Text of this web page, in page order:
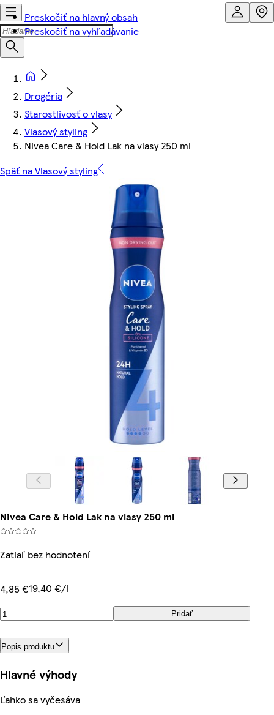
Preskočiť na hlavný obsah
Preskočiť na vyhľadávanie
Drogéria
Starostlivosť o vlasy
Vlasový styling
Nivea Care & Hold Lak na vlasy 250 ml
Späť na Vlasový styling
Nivea Care & Hold Lak na vlasy 250 ml
Zatiaľ bez hodnotení
4,85 €19,40 €/l
Pridať
Popis produktu
Hlavné výhody
Ľahko sa vyčesáva